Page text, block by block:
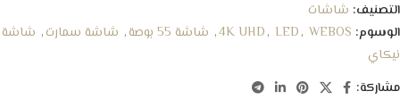
التصنيف: شاشات
الوسوم:
4K UHD, LED, WEBOS
, شاشة 55 بوصة , شاشة سمارت, شاشة
نيكاي
مشاركة: